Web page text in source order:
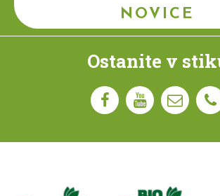
NOVICE
Ostanite v